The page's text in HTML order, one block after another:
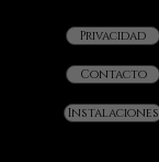
Privacidad
Contacto
Instalaciones